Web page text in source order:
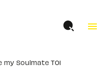
menu
my Soulmate T01